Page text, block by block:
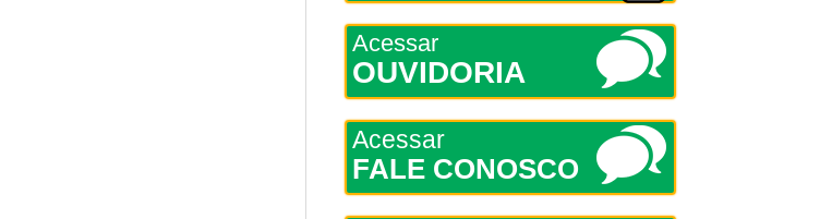
Acessar
OUVIDORIA
Acessar
FALE CONOSCO